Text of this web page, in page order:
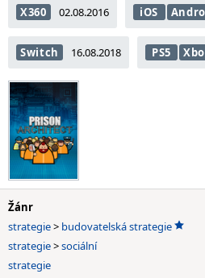
X360 02.08.2016 iOS
Switch 16.08.2018 PS5
Žánr
strategie> budovatelská strategie
strategie>sociální
strategie